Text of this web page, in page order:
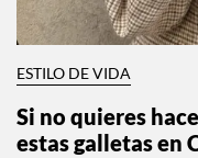
ESTILO DE VIDA
Si no quieres
estas galletas en